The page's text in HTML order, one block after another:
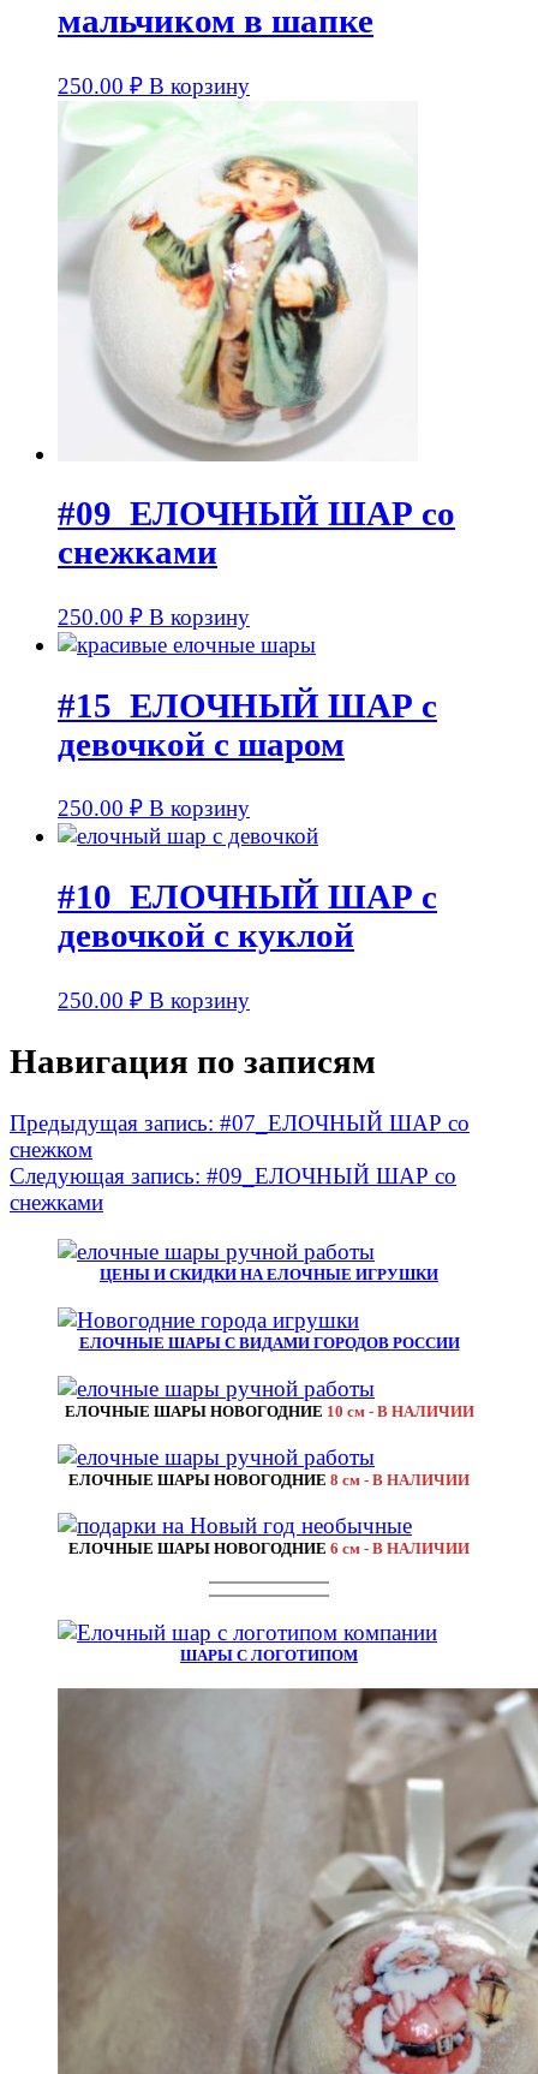
мальчиком в шапке
250.00 ₽ В корзину
#09_ЕЛОЧНЫЙ ШАР со
снежками
250.00 ₽ В корзину
#15_ЕЛОЧНЫЙ ШАР с
девочкой с шаром
250.00 ₽ В корзину
#10_ЕЛОЧНЫЙ ШАР с
девочкой с куклой
250.00 ₽ В корзину
Навигация по записям
Предыдущая запись: #07_ЕЛОЧНЫЙ ШАР со
снежком
Следующая запись: #09_ЕЛОЧНЫЙ ШАР со
снежками
ЦЕНЫ И СКИДКИ НА ЕЛОЧНЫЕ ИГРУШКИ
ЕЛОЧНЫЕ ШАРЫ С ВИДАМИ ГОРОДОВ РОССИИ
ЕЛОЧНЫЕ ШАРЫ НОВОГОДНИЕ 10 см - В НАЛИЧИИ
ЕЛОЧНЫЕ ШАРЫ НОВОГОДНИЕ 8 см - В НАЛИЧИИ
ЕЛОЧНЫЕ ШАРЫ НОВОГОДНИЕ 6 см - В НАЛИЧИИ
ШАРЫ С ЛОГОТИПОМ